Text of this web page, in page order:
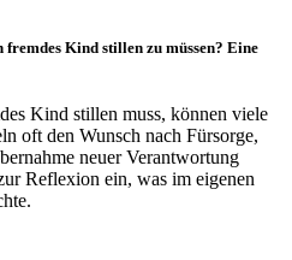
fremdes Kind stillen zu müssen? Eine
Kind stillen muss, können viele
oft den Wunsch nach Fürsorge,
neuer Verantwortung
Reflexion ein, was im eigenen